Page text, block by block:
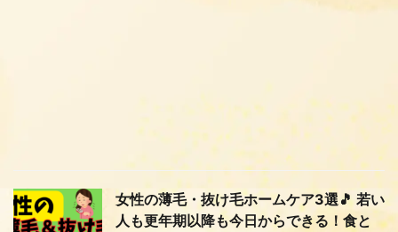
女性の薄毛・抜け毛ホームケア3選🎵 若い
人も更年期以降も今日からできる！食と